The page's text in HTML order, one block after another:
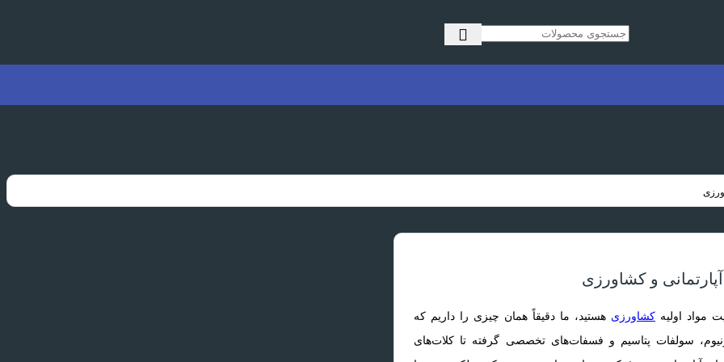
و کشاورزی
مواد اولیه کشاورزی هستید، ما دقیقاً همان چیزی را داریم که
سولفات پتاسیم و فسفات‌های تخصصی گرفته تا کلات‌های